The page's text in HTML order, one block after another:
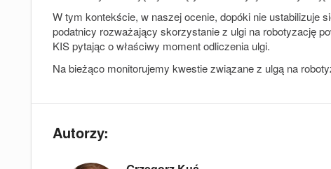
W tym kontekście, w naszej ocenie, dopóki nie ustabilizuje
podatnicy rozważający skorzystanie z ulgi na robotyzację
KIS pytając o właściwy moment odliczenia ulgi.
Na bieżąco monitorujemy kwestie związane z ulgą na
Autorzy: